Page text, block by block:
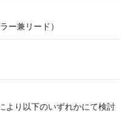
ー兼リード）
より以下のいずれかにて検討